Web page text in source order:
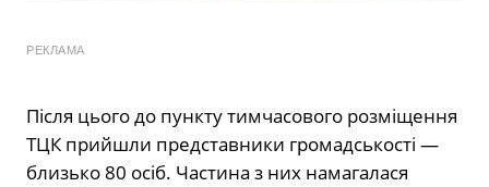
РЕКЛАМА
Після цього до пункту тимчасового розміщення
ТЦК прийшли представники громадськості —
близько 80 осіб. Частина з них намагалася